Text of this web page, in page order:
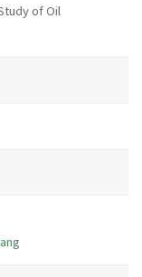
of Oil